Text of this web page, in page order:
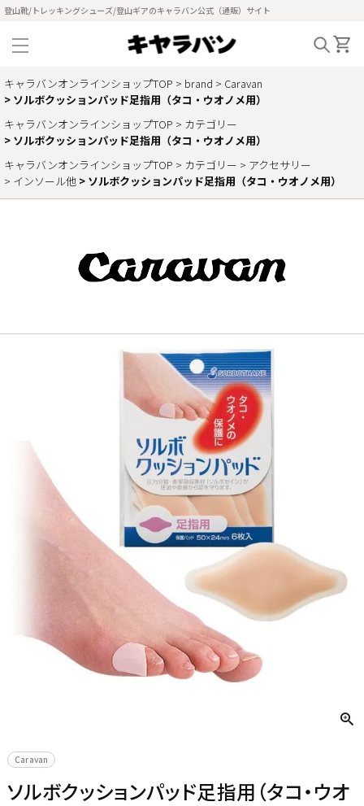
登山靴/トレッキングシューズ/登山ギアのキャラバン公式（通販）サイト
キャラバンオンラインショップTOP brand
Caravan
ソルボクッションパッド足指用（タコ・ウオノメ用）
キャラバンオンラインショップTOP
カテゴリー
ソルボクッションパッド足指用（タコ・ウオノメ用）
キャラバンオンラインショップTOP
カテゴリー
アクセサリー
インソール他
ソルボクッションパッド足指用（タコ・ウオノメ用）
Caravan
ソルボクッションパッド足指用（タコ・ウオ